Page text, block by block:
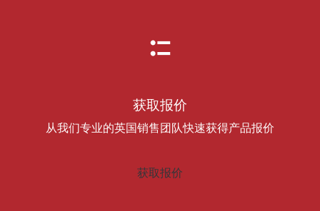
获取报价
从我们专业的英国销售团队快速获得产品报价
获取报价